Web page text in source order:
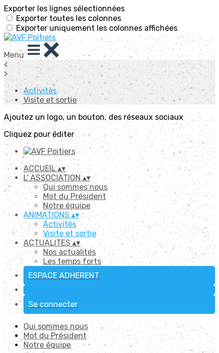
Exporter les lignes sélectionnées
Exporter toutes les colonnes
Exporter uniquement les colonnes affichées
Menu
<
>
Activitès
Visite et sortie
Ajoutez un logo, un bouton, des réseaux sociaux
Cliquez pour éditer
ACCUEIL▴▾
L' ASSOCIATION▴▾
Qui sommes nous
Mot du Président
Notre équipe
ANIMATIONS▴▾
Activitès
Visite et sortie
ACTUALITES ▴▾
Nos actualités
Les temps forts
ESPACE ADHERENT
Se connecter
Qui sommes nous
Mot du Président
Notre équipe